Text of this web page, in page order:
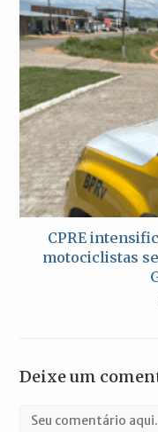
CPRE
motociclistas
Deixe um
Comentário